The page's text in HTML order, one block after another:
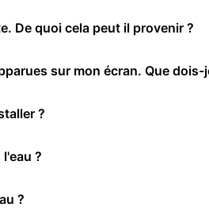
De quoi cela peut il provenir ?
sur mon écran. Que dois-
?
?
?